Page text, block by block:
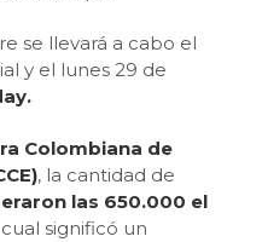
se llevará a cabo el
y el lunes 29 de
Colombiana de
, la cantidad de
las 650.000 el
significó un